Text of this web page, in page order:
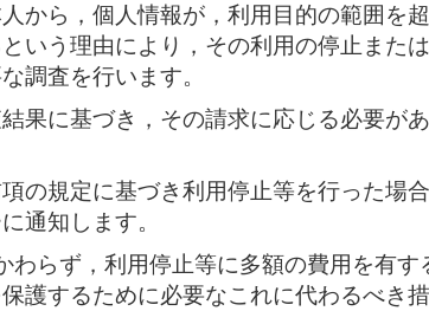
から，個人情報が，利用目的の範囲を
いう理由により，その利用の停止また
調査を行います。
果に基づき，その請求に応じる必要が
の規定に基づき利用停止等を行った場
通知します。
わらず，利用停止等に多額の費用を有
護するために必要なこれに代わるべき